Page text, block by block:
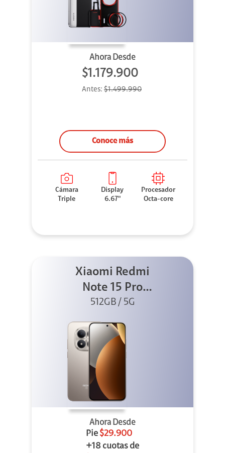
Ahora Desde
$1.179.900
Antes: $1.499.990
Conoce más
Cámara
Triple
Display
6.67"
Procesador
Octa-core
Xiaomi Redmi
Note 15 Pro
512GB 5G Titanio
512GB / 5G
Ahora Desde
Pie $29.900
+18 cuotas de